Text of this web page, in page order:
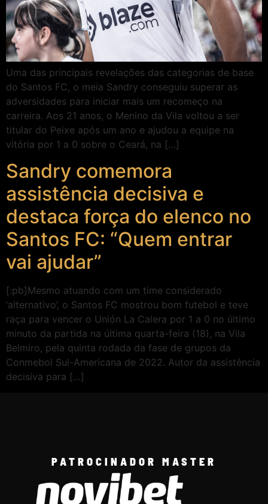
Uma das principais revelações das categorias de base
do Santos FC, o meia Sandry conseguiu superar as
adversidades para iniciar mais um recomeço na
carreira. Aos 21 anos, o Menino da Vila voltou a ser
titular do Peixe após um ano e ajudou a equipe na
vitória por 1 a 0 sobre o Ceará, na […]
Sandry comemora
assistência decisiva e
destaca força do elenco no
Santos FC: “Quem entrar
vai ajudar”
[:pb]Mesmo atuando com um time considerado
‘alternativo’, o Santos FC mostrou bom futebol e teve
raça para vencer o Unión La Calera por 1 a 0 no último
minuto da partida na última quarta-feira (18), na Vila
Belmiro, pela quinta rodada da fase de grupos da
Conmebol Sul-Americana de 2022. Autor da assistência
decisiva para […]
PATROCINADOR MASTER